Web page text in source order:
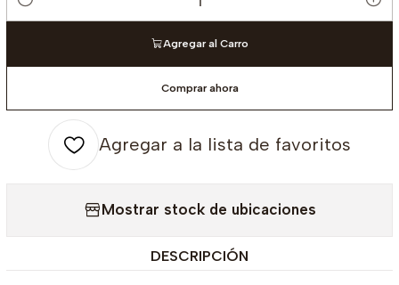
Cantidad
Agregar al Carro
Comprar ahora
Agregar a la lista de favoritos
Mostrar stock de ubicaciones
DESCRIPCIÓN